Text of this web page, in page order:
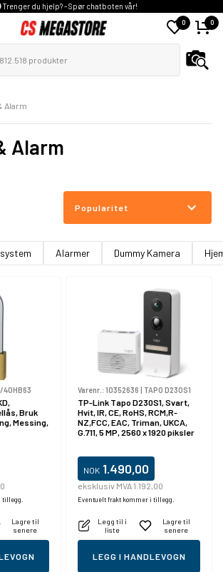
Trenger du hjelp? - Spør chatboten vår!
0 0
Alarm
Alarm
Popularitet
Alarmer Dummy Kamera
40HB63
Bruk
Messing,
Lagre til
senere
Varenr.: 10352636 | TAPO D230S1
TP-Link Tapo D230S1, Svart,
Hvit, IR, CE, RoHS, RCM,R-
NZ,FCC, EAC, Triman, UKCA,
G.711, 5 MP, 2560 x 1920 piksler
NOK 1.490,00
eksklusiv MVA 1.192,00
Eventuelt frakt kommer i tillegg.
Legg til i
liste
Lagre til
senere
LEGG I HANDLEVOGN